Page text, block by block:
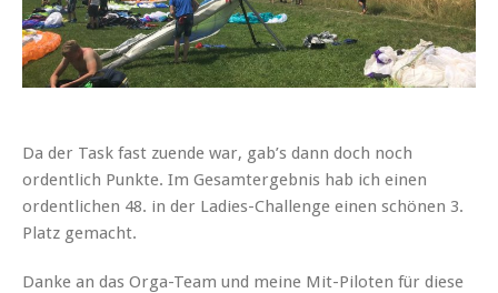
Da der Task fast zuende war, gab’s dann doch noch
ordentlich Punkte. Im Gesamtergebnis hab ich einen
ordentlichen 48. in der Ladies-Challenge einen schönen 3.
Platz gemacht.
Danke an das Orga-Team und meine Mit-Piloten für diese